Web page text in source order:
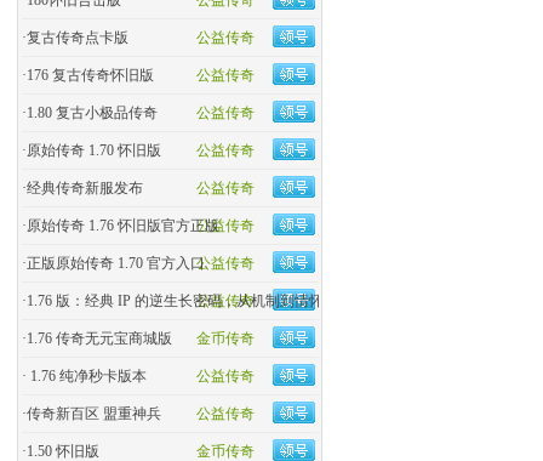
公益传奇
·复古传奇点卡版
公益传奇
·176 复古传奇怀旧版
公益传奇
·1.80 复古小极品传奇
公益传奇
·原始传奇 1.70 怀旧版
公益传奇
·经典传奇新服发布
公益传奇
·原始传奇 1.76 怀旧版官方正版
公益传奇
·正版原始传奇 1.70 官方入口
公益传奇
·1.76 版：经典 IP 的逆生长密码，从机制到情怀的全民�
金币传奇
·1.76 传奇无元宝商城版
公益传奇
· 1.76 纯净秒卡版本
公益传奇
·传奇新百区 盟重神兵
金币传奇
·1.50 怀旧版